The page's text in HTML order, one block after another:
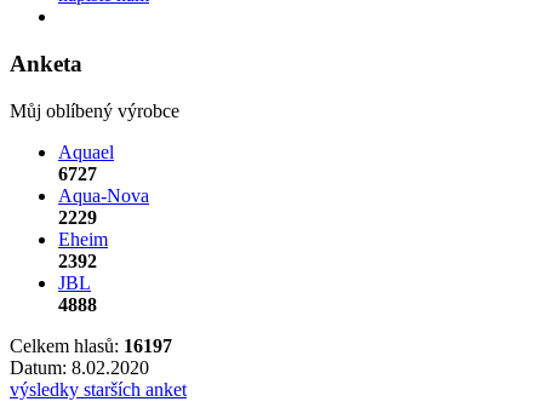
Anketa
Můj oblíbený výrobce
Aquael
6727
Aqua-Nova
2229
Eheim
2392
JBL
4888
Celkem hlasů: 16197
Datum: 8.02.2020
výsledky starších anket